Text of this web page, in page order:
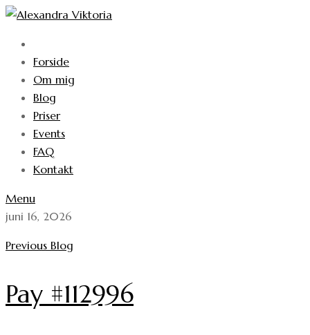
Skip
content
Forside
Om mig
Blog
Priser
Events
FAQ
Kontakt
Menu
juni 16, 2026
Previous Blog
Pay #112996